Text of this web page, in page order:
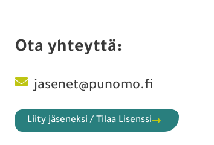
Ota yhteyttä:
jasenet@punomo.fi
Liity jäseneksi / Tilaa Lisenssi